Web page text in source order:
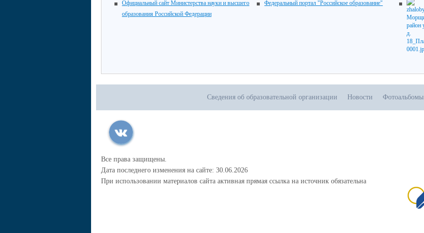
Официальный сайт Министерства науки и высшего
образования Российской Федерации
Федеральный портал "Российское образование"
Сведения об образовательной организации Новости Фотоальбомы
Все права защищены.
Дата последнего изменения на сайте: 30.06.2026
При использовании материалов сайта активная прямая ссылка на источник обязательна